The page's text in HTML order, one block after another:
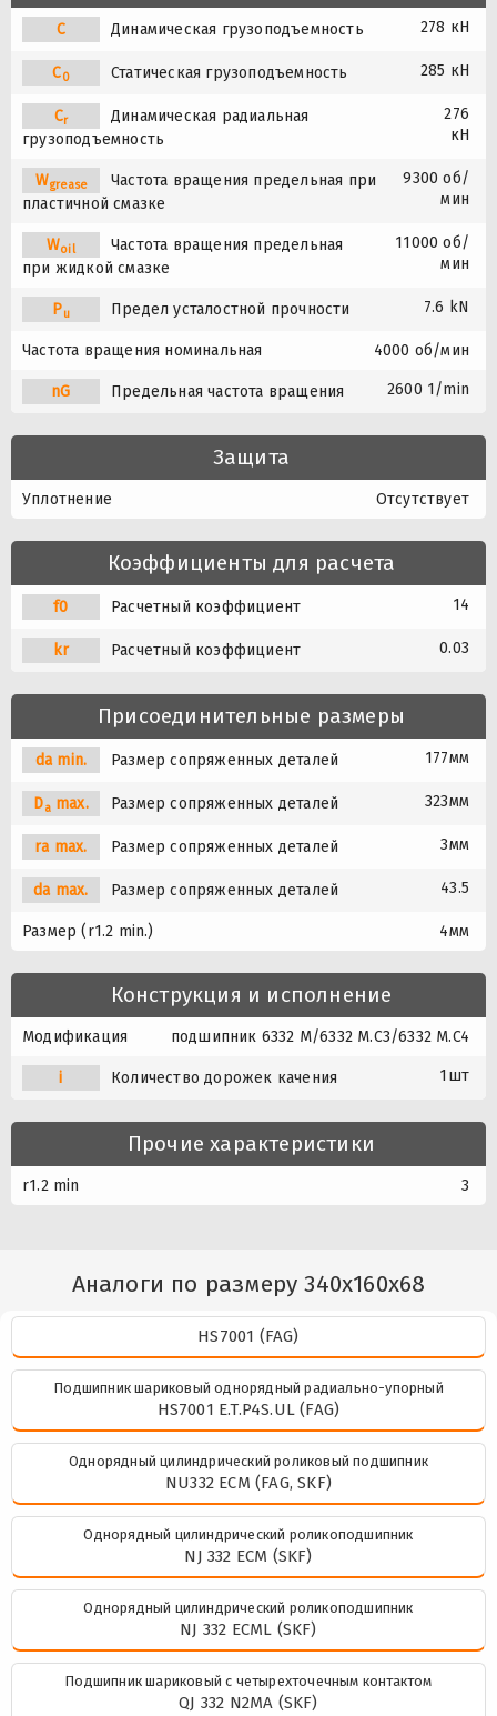
C Динамическая грузоподъемность 278 кН
C0 Статическая грузоподъемность 285 кН
Cr
Динамическая радиальная
грузоподъемность
276
кН
Wgrease
Частота вращения предельная при
пластичной смазке
9300 об/
мин
Woil
Частота вращения предельная
при жидкой смазке
11000 об/
мин
Pu Предел усталостной прочности 7.6 kN
Частота вращения номинальная 4000 об/мин
nG Предельная частота вращения 2600 1/min
Защита
Уплотнение Отсутствует
Коэффициенты для расчета
f0 Расчетный коэффициент 14
kr Расчетный коэффициент 0.03
Присоединительные размеры
da min. Размер сопряженных деталей 177мм
Damax. Размер сопряженных деталей 323мм
ra max. Размер сопряженных деталей 3мм
da max. Размер сопряженных деталей 43.5
Размер (r1.2 min.) 4мм
Конструкция и исполнение
Модификация подшипник 6332 M/6332 M.C3/6332 M.C4
i Количество дорожек качения 1шт
Прочие характеристики
r1.2 min 3
Аналоги по размеру 340x160x68
HS7001 (FAG)
Подшипник шариковый однорядный радиально-упорный
HS7001 E.T.P4S.UL (FAG)
Однорядный цилиндрический роликовый подшипник
NU332 ECM (FAG, SKF)
Однорядный цилиндрический роликоподшипник
NJ 332 ECM (SKF)
Однорядный цилиндрический роликоподшипник
NJ 332 ECML (SKF)
Подшипник шариковый с четырехточечным контактом
QJ 332 N2MA (SKF)